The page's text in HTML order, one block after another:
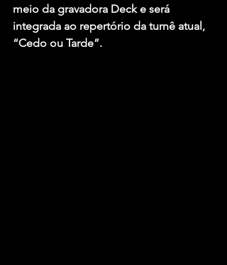
meio da gravadora Deck e será
integrada ao repertório da turnê atual,
“Cedo ou Tarde”.